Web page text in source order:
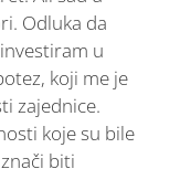
Odluka da
u
koji me je
zajednice.
koje su bile
biti